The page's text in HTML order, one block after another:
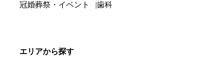
冠婚葬祭・イベント
歯科
エリアから探す